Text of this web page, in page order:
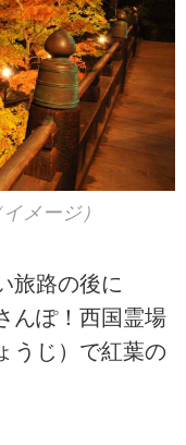
メージ）
旅路の後に
んぽ！西国霊場
うじ）で紅葉の